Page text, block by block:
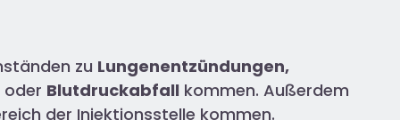
zu Lungenentzündungen,
oder Blutdruckabfall kommen. Außerdem
der Injektionsstelle kommen.